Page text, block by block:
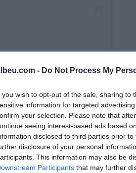
- Do Not Process My
you wish to opt-out of the sale, sharing
information for targeted
your selection. Please note that
seeing interest-based ads based
disclosed to third parties prior
disclosure of your personal
This information may also be
Participants that may further